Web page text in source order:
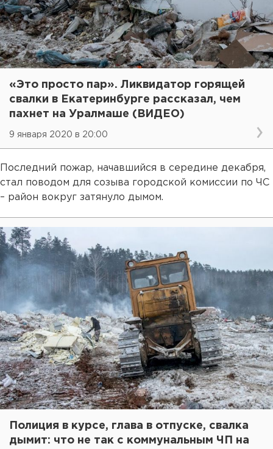
«Это просто пар». Ликвидатор горящей
свалки в Екатеринбурге рассказал, чем
пахнет на Уралмаше (ВИДЕО)
9 января 2020 в 20:00
Последний пожар, начавшийся в середине декабря,
стал поводом для созыва городской комиссии по ЧС
– район вокруг затянуло дымом.
Полиция в курсе, глава в отпуске, свалка
дымит: что не так с коммунальным ЧП на